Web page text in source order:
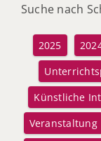
Suche nach
2025
Künstliche
Veranstaltung